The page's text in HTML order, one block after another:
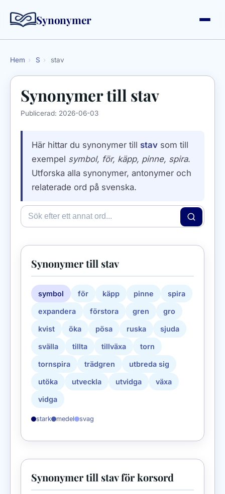
Synonymer
Hem › S › stav
Synonymer till stav
Publicerad: 2026-06-03
Här hittar du synonymer till stav som till
exempel symbol, för, käpp, pinne, spira.
Utforska alla synonymer, antonymer och
relaterade ord på svenska.
Synonymer till stav
symbol för käpp pinne spira
expandera förstora gren gro
kvist öka pösa ruska sjuda
svälla tillta tillväxa torn
tornspira trädgren utbreda sig
utöka utveckla utvidga växa
vidga
stark medel svag
Synonymer till stav för korsord